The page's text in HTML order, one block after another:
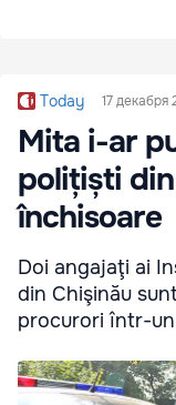
Today 17 декабря
Mita i-ar
polițiști
închisoare
Doi angajaţi ai
din Chişinău
procurori într-